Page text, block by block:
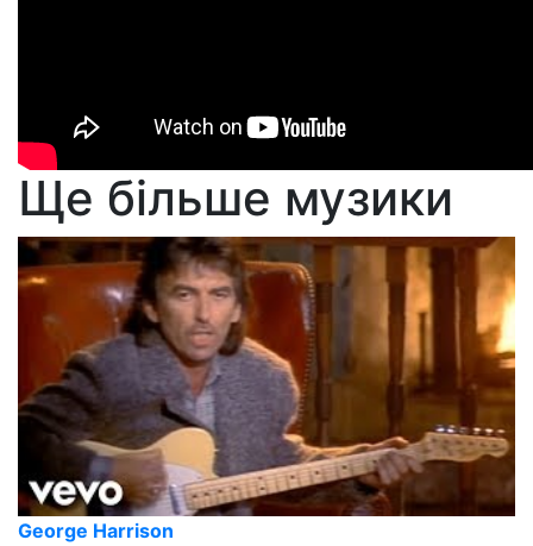
Ще більше музики
George Harrison